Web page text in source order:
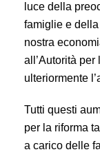
luce della
famiglie e
nostra
all’Autorità per
ulteriormente
Tutti questi
per la riforma
a carico delle